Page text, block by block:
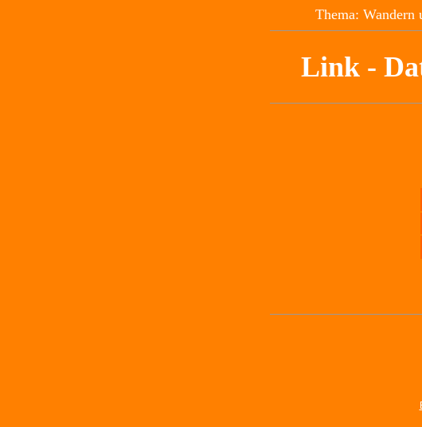
Thema: Wandern
Link -